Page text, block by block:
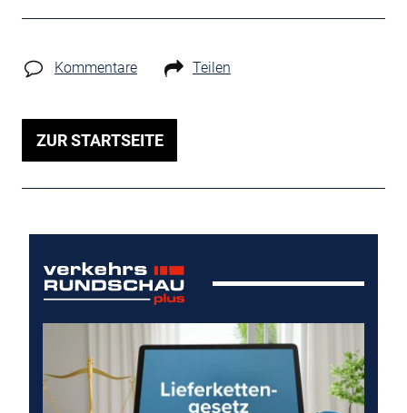
Kommentare Teilen
ZUR STARTSEITE